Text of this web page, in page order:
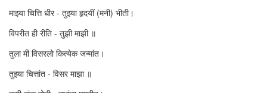
माझ्या चित्ति धीर - तुझ्या हृदयीं (मनी) भीती।
विपरीत ही रीति - तुझी माझी ॥
तुला मी विसरलो कित्येक जन्मांत।
तुझ्या चित्तांत - विसर माझा ॥